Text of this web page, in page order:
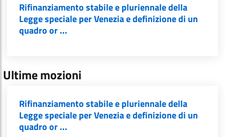
Rifinanziamento stabile e pluriennale della
Legge speciale per Venezia e definizione di un
quadro or ...
Ultime mozioni
Rifinanziamento stabile e pluriennale della
Legge speciale per Venezia e definizione di un
quadro or ...